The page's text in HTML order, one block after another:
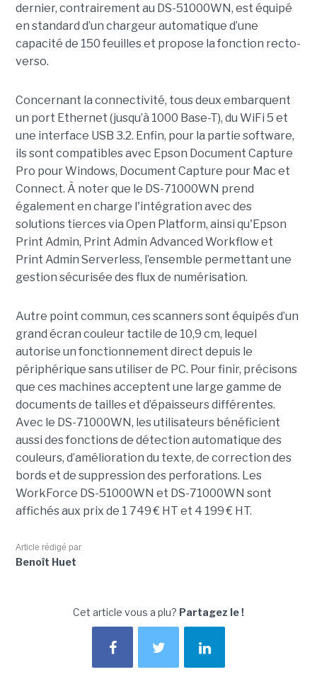
dernier, contrairement au DS-51000WN, est équipé
en standard d’un chargeur automatique d’une
capacité de 150 feuilles et propose la fonction recto-
verso.
Concernant la connectivité, tous deux embarquent
un port Ethernet (jusqu’à 1000 Base-T), du WiFi 5 et
une interface USB 3.2. Enfin, pour la partie software,
ils sont compatibles avec Epson Document Capture
Pro pour Windows, Document Capture pour Mac et
Connect. À noter que le DS-71000WN prend
également en charge l'intégration avec des
solutions tierces via Open Platform, ainsi qu'Epson
Print Admin, Print Admin Advanced Workflow et
Print Admin Serverless, l’ensemble permettant une
gestion sécurisée des flux de numérisation.
Autre point commun, ces scanners sont équipés d’un
grand écran couleur tactile de 10,9 cm, lequel
autorise un fonctionnement direct depuis le
périphérique sans utiliser de PC. Pour finir, précisons
que ces machines acceptent une large gamme de
documents de tailles et d’épaisseurs différentes.
Avec le DS-71000WN, les utilisateurs bénéficient
aussi des fonctions de détection automatique des
couleurs, d’amélioration du texte, de correction des
bords et de suppression des perforations. Les
WorkForce DS-51000WN et DS-71000WN sont
affichés aux prix de 1 749 € HT et 4 199 € HT.
Article rédigé par
Benoît Huet
Cet article vous a plu? Partagez le !